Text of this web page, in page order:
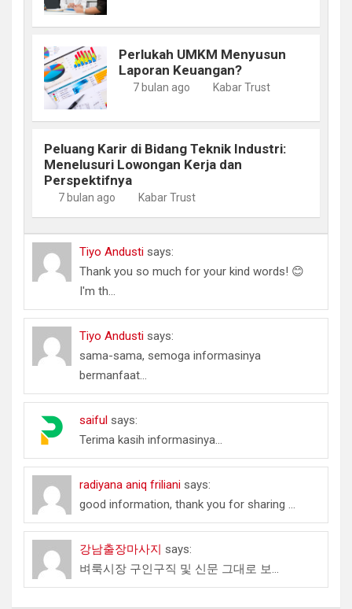
Perlukah UMKM Menyusun
Laporan Keuangan?
7 bulan ago Kabar Trust
Peluang Karir di Bidang Teknik Industri:
Menelusuri Lowongan Kerja dan
Perspektifnya
7 bulan ago Kabar Trust
Tiyo Andusti says:
Thank you so much for your kind words! 😊
I'm th...
Tiyo Andusti says:
sama-sama, semoga informasinya
bermanfaat...
saiful says:
Terima kasih informasinya...
radiyana aniq friliani says:
good information, thank you for sharing ...
강남출장마사지 says:
벼룩시장 구인구직 및 신문 그대로 보...